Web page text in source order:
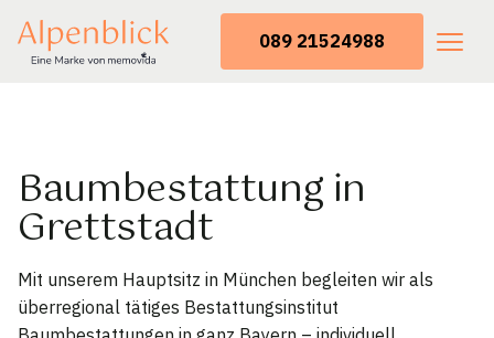
089 21524988
Baumbestattung in
Grettstadt
Mit unserem Hauptsitz in München begleiten wir als
überregional tätiges Bestattungsinstitut